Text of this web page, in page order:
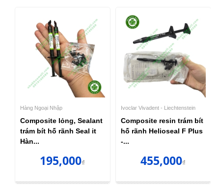
Hàng Ngoại Nhập
Composite lỏng, Sealant
trám bít hố rãnh Seal it
Hàn...
195,000₫
Ivoclar Vivadent - Liechtenstein
Composite resin trám bít
hố rãnh Helioseal F Plus
-...
455,000₫